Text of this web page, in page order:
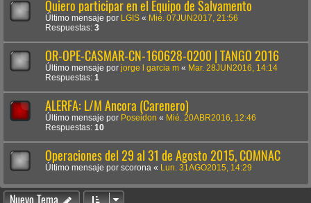
Quiero participar en el Equipo de Salvamento
Último mensaje por LGIS « Mié. 07JUN2017, 21:56
Respuestas: 3
OR-OPE-CASMAR-CN-160628-0200 | TANGO 2016
Último mensaje por jorge l garcia m « Mar. 28JUN2016, 14:14
Respuestas: 1
ALERFA: L/M Ancora (Carenero)
Último mensaje por Poseidon « Mié. 20ABR2016, 12:46
Respuestas: 10
Operaciones del 29 al 31 de Agosto 2015, COMNAC
Último mensaje por scorona « Lun. 31AGO2015, 14:29
Nuevo Tema